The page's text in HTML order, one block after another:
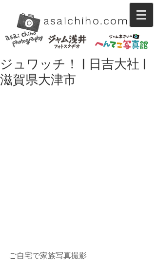
asaichiho.com
ジュワッチ！ | 日吉大社 |
滋賀県大津市
ご自宅で家族写真撮影